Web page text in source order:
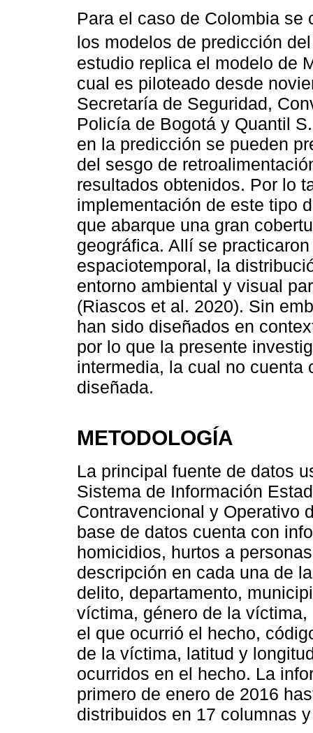
Para el caso de Colombia se
los modelos de predicción
estudio replica el modelo de
cual es piloteado desde
Secretaría de Seguridad,
Policía de Bogotá y Quantil
en la predicción se pueden
del sesgo de
resultados obtenidos. Por lo
implementación de este tipo
que abarque una gran
geográfica. Allí se
espaciotemporal, la
entorno ambiental y visual
(Riascos et al. 2020). Sin
han sido diseñados en
por lo que la presente
intermedia, la cual no cuenta
diseñada.
METODOLOGÍA
La principal fuente de datos
Sistema de Información
Contravencional y Operativo
base de datos cuenta con
homicidios, hurtos a
descripción en cada una de
delito, departamento,
víctima, género de la
el que ocurrió el hecho,
de la víctima, latitud y
ocurridos en el hecho. La
primero de enero de 2016
distribuidos en 17 columnas